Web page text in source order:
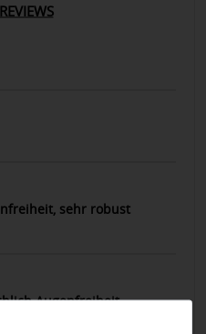
sehr robust
Augenfreiheit.